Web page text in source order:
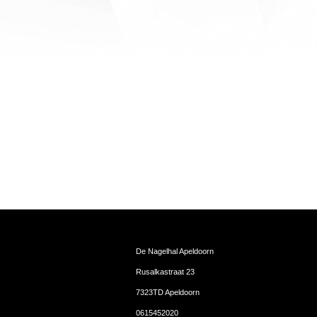
De Nagelhal Apeldoorn
Rusalkastraat 23
7323TD Apeldoorn
0615452020